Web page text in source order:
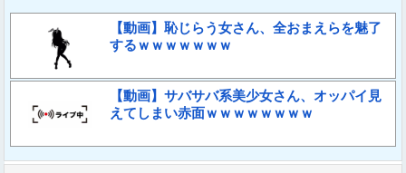
【動画】恥じらう女さん、全おまえらを魅了
するｗｗｗｗｗｗｗ
【動画】サバサバ系美少女さん、オッパイ見
えてしまい赤面ｗｗｗｗｗｗｗｗ